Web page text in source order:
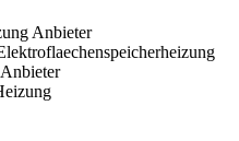
Anbieter